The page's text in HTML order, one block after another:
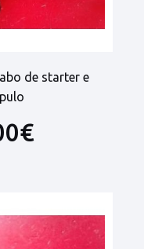
de starter e